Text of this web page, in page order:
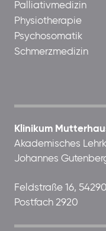
Palliativmedizin
Physiotherapie
Psychosomatik
Schmerzmedizin
Klinikum
Akademisches
Johannes
Feldstraße 16,
Postfach 2920